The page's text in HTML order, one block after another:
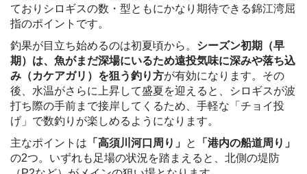
ておりシロギスの数・型ともにかなり期待できる錦江湾屈
指のポイントです。
釣果が目立ち始めるのは初夏頃から。 シーズン初期（早
期）は、魚がまだ深場にいるため遠投気味に深みや落ち込
み（カケアガリ）を狙う釣り方が有効になります。その
後、水温がさらに上昇して盛夏を迎えると、シロギスが波
打ち際の手前まで接岸してくるため、手軽な「チョイ投
げ」で数釣りが楽しめるようになります。
主なポイントは 「高須川河口周り」 と
「港内の船道周り」
の2つ。いずれも足場の状況を踏まえると、北側の堤防